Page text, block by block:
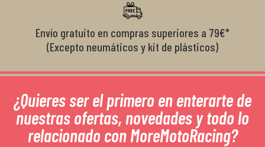
Envío gratuito en compras superiores a 79€*
(Excepto neumáticos y kit de plásticos)
¿Quieres ser el primero en enterarte de
nuestras ofertas, novedades y todo lo
relacionado con MoreMotoRacing?